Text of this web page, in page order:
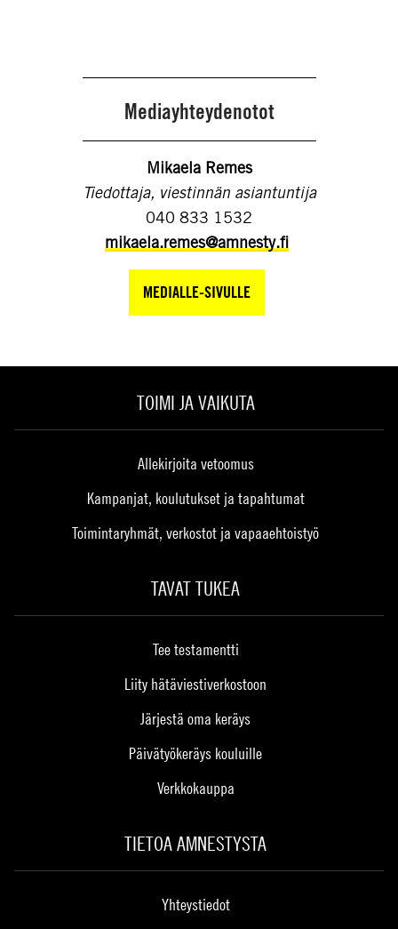
Mediayhteydenotot
Mikaela Remes
Tiedottaja, viestinnän asiantuntija
040 833 1532
mikaela.remes@amnesty.fi
MEDIALLE-SIVULLE
TOIMI JA VAIKUTA
Allekirjoita vetoomus
Kampanjat, koulutukset ja tapahtumat
Toimintaryhmät, verkostot ja vapaaehtoistyö
TAVAT TUKEA
Tee testamentti
Liity hätäviestiverkostoon
Järjestä oma keräys
Päivätyökeräys kouluille
Verkkokauppa
TIETOA AMNESTYSTA
Yhteystiedot